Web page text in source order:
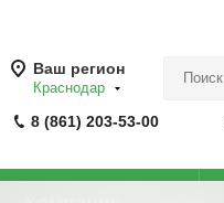
Ваш регион
Краснодар
8 (861) 203-53-00